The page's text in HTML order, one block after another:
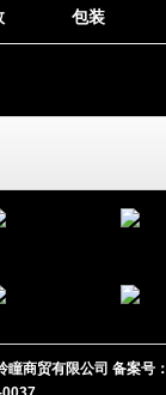
包装
瞳商贸有限公司 备案号：